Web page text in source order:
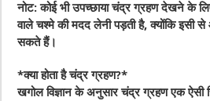
नोट: कोई भी उपच्छाया चंद्र ग्रहण देखने के
वाले चश्मे की मदद लेनी पड़ती है, क्योंकि
सकते हैं।
*क्या होता है चंद्र ग्रहण?*
खगोल विज्ञान के अनुसार चंद्र ग्रहण एक ऐसी